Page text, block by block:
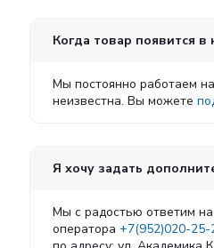
Когда товар появится в
Мы постоянно работаем
неизвестна. Вы можете
Я хочу задать
Мы с радостью ответим
оператора +7(952)020-25-